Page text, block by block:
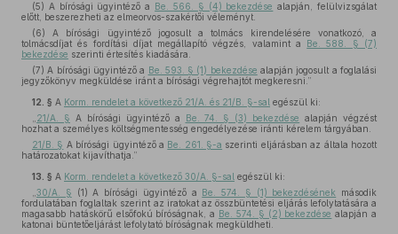
(5) A bírósági ügyintéző a Be. 566. § (4) bekezdése alapján, felülvizsgálat
előtt, beszerezheti az elmeorvos-szakértői véleményt.
(6) A bírósági ügyintéző jogosult a tolmács kirendelésére vonatkozó, a
tolmácsdíjat és fordítási díjat megállapító végzés, valamint a Be. 588. § (7)
bekezdése szerinti értesítés kiadására.
(7) A bírósági ügyintéző a Be. 593. § (1) bekezdése alapján jogosult a foglalási
jegyzőkönyv megküldése iránt a bírósági végrehajtót megkeresni.”
12. § A Korm. rendelet a következő 21/A. és 21/B. §-sal egészül ki:
21/A. § A bírósági ügyintéző a Be. 74. § (3) bekezdése alapján végzést
hozhat a személyes költségmentesség engedélyezése iránti kérelem tárgyában.
21/B. § A bírósági ügyintéző a Be. 261. §-a szerinti eljárásban az általa hozott
határozatokat kijavíthatja.”
13. § A Korm. rendelet a következő 30/A. §-sal egészül ki:
30/A. § (1) A bírósági ügyintéző a Be. 574. § (1) bekezdésének
második
fordulatában foglaltak szerint az iratokat az összbüntetési eljárás lefolytatására a
magasabb hatáskörű elsőfokú bíróságnak, a Be. 574. § (2) bekezdése alapján a
katonai büntetőeljárást lefolytató bíróságnak megküldheti.